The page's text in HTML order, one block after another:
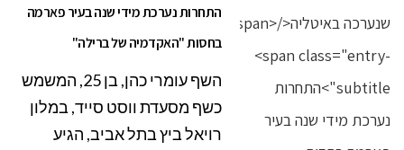
התחרות נערכת מידי שנה בעיר פארמה
בחסות "האקדמיה של ברילה"
השף עומרי כהן, בן 25, המשמש
כשף מסעדת ווסט סייד, במלון
רויאל ביץ בתל אביב, הגיע